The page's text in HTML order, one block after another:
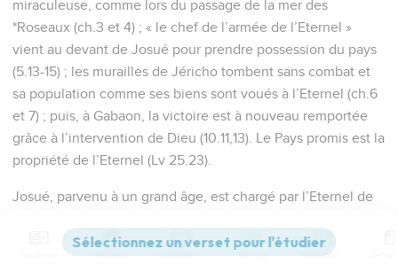
miraculeuse, comme lors du passage de la mer des
*Roseaux (ch.3 et 4) ; « le chef de l’armée de l’Eternel »
vient au devant de Josué pour prendre possession du pays
(5.13-15) ; les murailles de Jéricho tombent sans combat et
sa population comme ses biens sont voués à l’Eternel (ch.6
et 7) ; puis, à Gabaon, la victoire est à nouveau remportée
grâce à l’intervention de Dieu (10.11,13). Le Pays promis est la
propriété de l’Eternel (Lv 25.23).
Josué, parvenu à un grand âge, est chargé par l’Eternel de
qu’une grande partie du territoire reste encore à conquérir
Versions Commentaires Strong